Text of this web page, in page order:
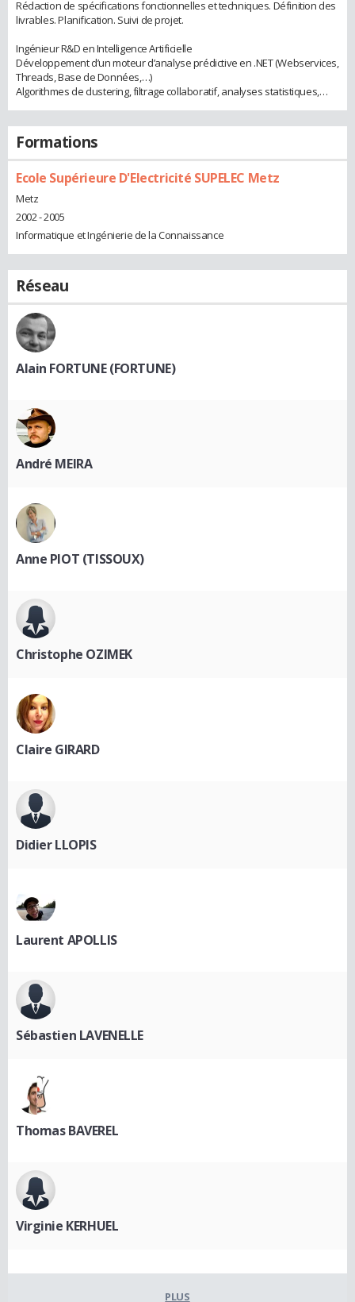
Rédaction de spécifications fonctionnelles et techniques. Définition des
livrables. Planification. Suivi de projet.
Ingénieur R&D en Intelligence Artificielle
Développement d’un moteur d’analyse prédictive en .NET (Webservices,
Threads, Base de Données,…)
Algorithmes de clustering, filtrage collaboratif, analyses statistiques,…
Formations
Ecole Supérieure D'Electricité SUPELEC Metz
Metz
2002 - 2005
Informatique et Ingénierie de la Connaissance
Réseau
Alain FORTUNE (FORTUNE)
André MEIRA
Anne PIOT (TISSOUX)
Christophe OZIMEK
Claire GIRARD
Didier LLOPIS
Laurent APOLLIS
Sébastien LAVENELLE
Thomas BAVEREL
Virginie KERHUEL
PLUS